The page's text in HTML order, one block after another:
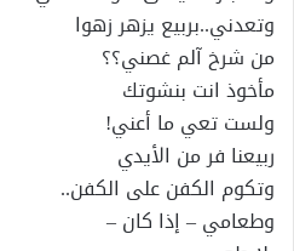
وتعدني..بربيع يزهر زهوا
من شرخ آلم غصني؟؟
مأخوذ انت بنشوتك
ولست تعي ما أعني!
ربيعنا فر من الأيدي
وتكوم الكفن على الكفن..
وطعامي – إذا كان –